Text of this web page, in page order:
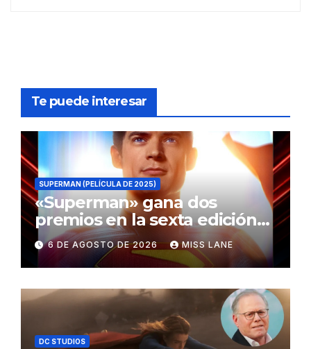
Te puede interesar
SUPERMAN (PELÍCULA DE 2025)
«Superman» gana dos
premios en la sexta edición
de los Critics Choice Super
Awards
6 DE AGOSTO DE 2026 MISS LANE
DC STUDIOS